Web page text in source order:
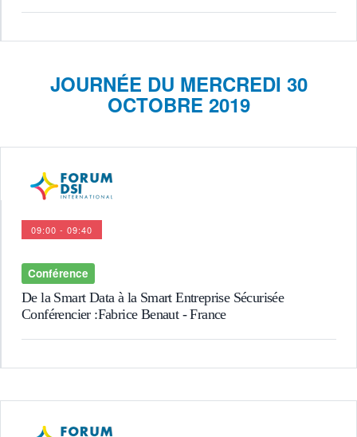
JOURNÉE DU MERCREDI 30
OCTOBRE 2019
09:00 - 09:40
Conférence
De la Smart Data à la Smart Entreprise Sécurisée
Conférencier :Fabrice Benaut- France